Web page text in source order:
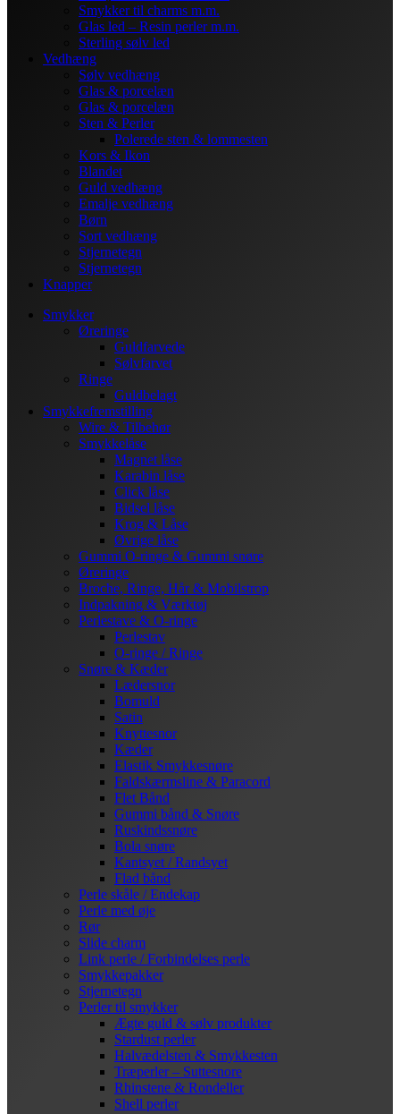
Smykker til charms m.m.
Glas led – Resin perler m.m.
Sterling sølv led
Vedhæng
Sølv vedhæng
Glas & porcelæn
Glas & porcelæn
Sten & Perler
Polerede sten & lommesten
Kors & Ikon
Blandet
Guld vedhæng
Emalje vedhæng
Børn
Sort vedhæng
Stjernetegn
Stjernetegn
Knapper
Smykker
Øreringe
Guldfarvede
Sølvfarvet
Ringe
Guldbelagt
Smykkefremstilling
Wire & Tilbehør
Smykkelåse
Magnet låse
Karabin låse
Click låse
Bidsel låse
Krog & Låse
Øvrige låse
Gummi O-ringe & Gummi snøre
Øreringe
Broche, Ringe, Hår & Mobilstrop
Indpakning & Værktøj
Perlestave & O-ringe
Perlestav
O-ringe / Ringe
Snøre & Kæder
Lædersnor
Bomuld
Satin
Knyttesnor
Kæder
Elastik Smykkesnøre
Faldskærmsline & Paracord
Flet Bånd
Gummi bånd & Snøre
Ruskindssnøre
Bola snøre
Kantsyet / Randsyet
Flad bånd
Perle skåle / Endekap
Perle med øje
Rør
Slide charm
Link perle / Forbindelses perle
Smykkepakker
Stjernetegn
Perler til smykker
Ægte guld & sølv produkter
Stardust perler
Halvædelsten & Smykkesten
Træperler – Suttesnore
Rhinstene & Rondeller
Shell perler